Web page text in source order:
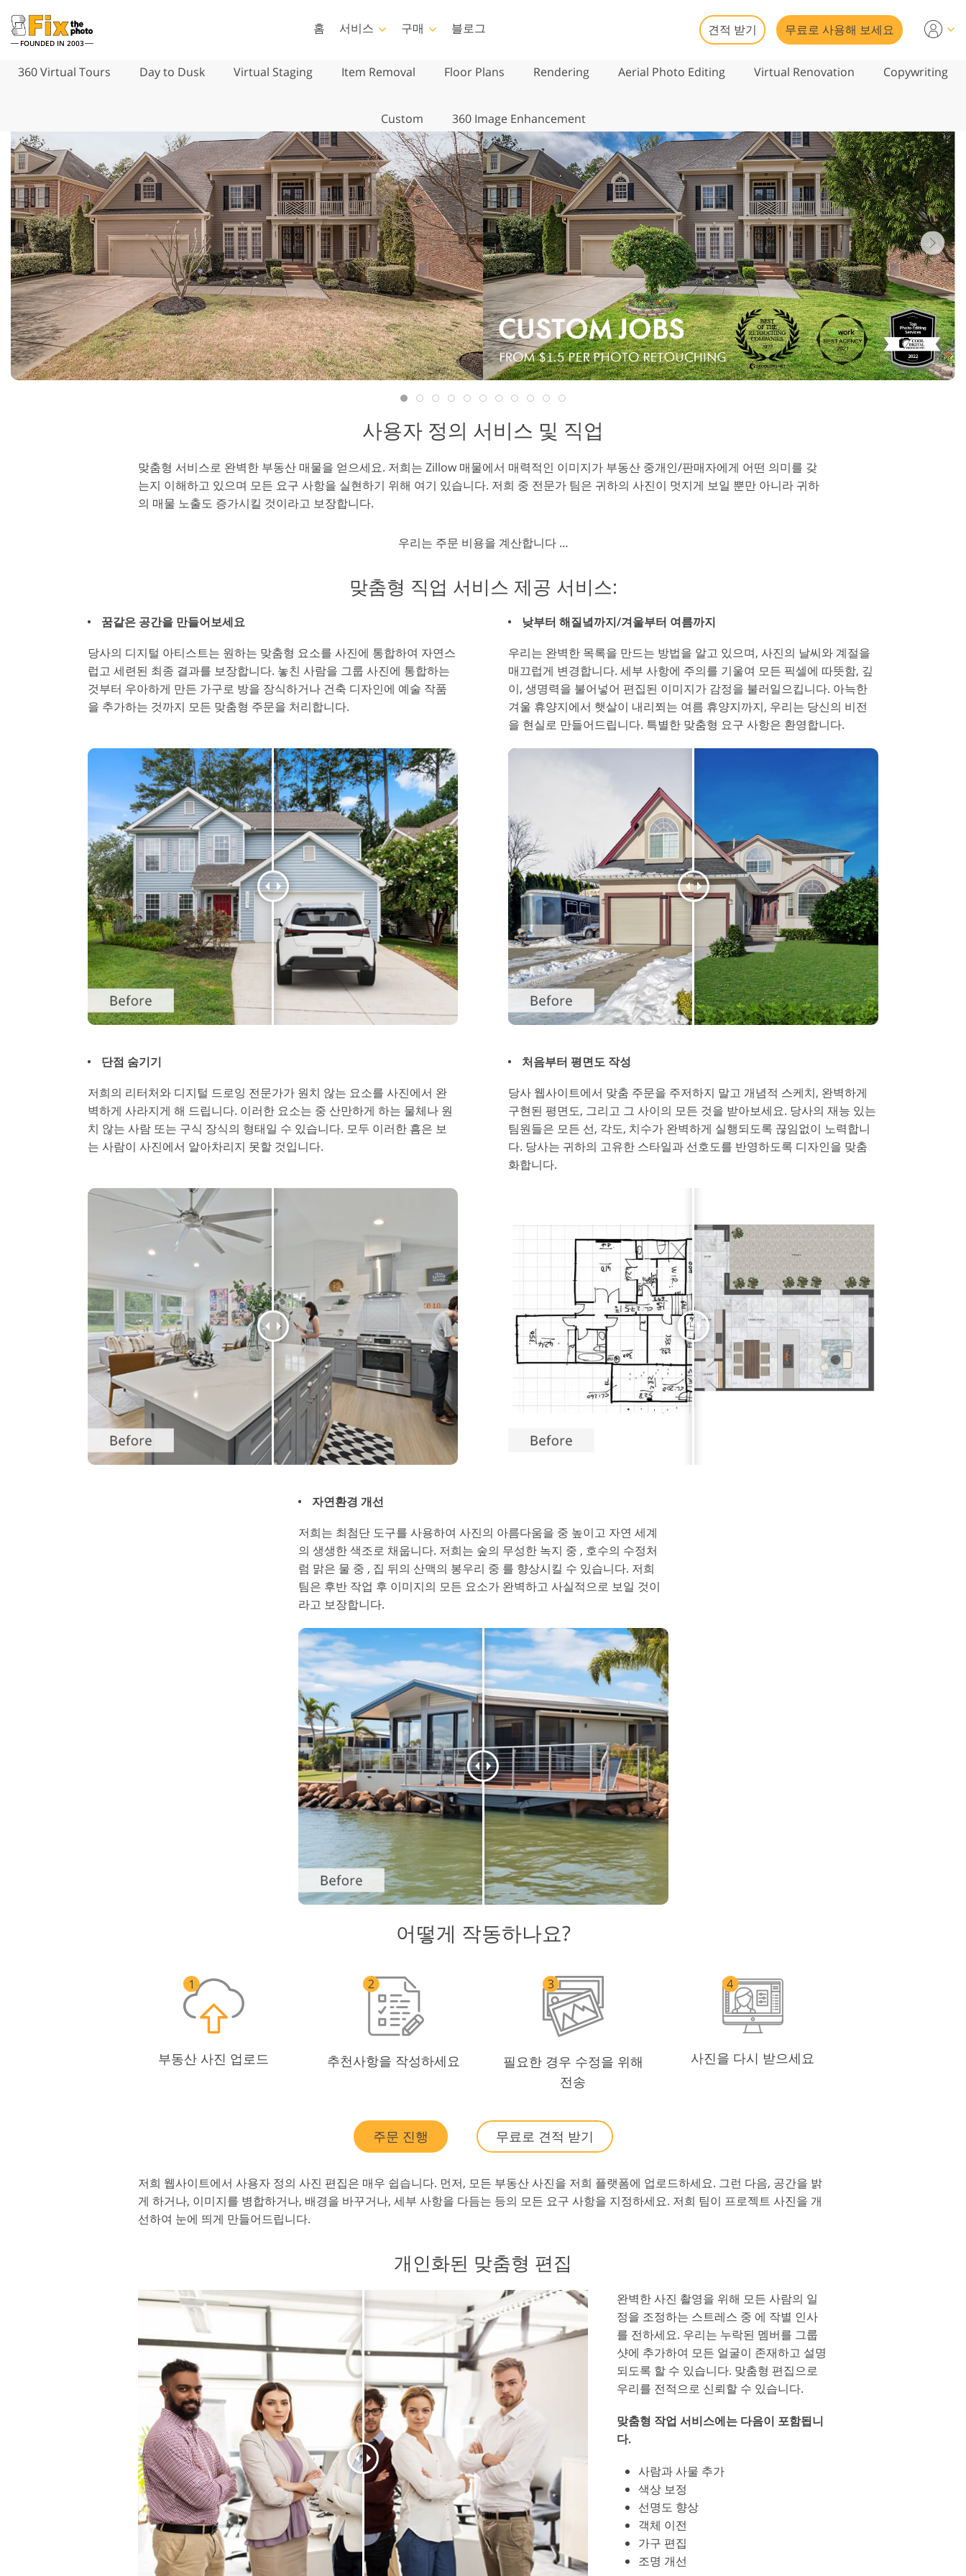
FOUNDED IN 2003
홈 서비스
얼굴 리터칭 서비스 뷔 서비스 아기 사진 보정 서비스 부동산 사진 편집 서비스
웨딩 사진 편집 서비스 AI로 생성된 의류 모델 이미지 조작 서비스 사진 서비스
제품 리터칭 서비스 주얼리 리터칭 서비스 AI 훈련 데이터 비디오 편집 서비스
구매
Lightroom
전체 LR 사전 설정 컬렉션
베스트 딜 프리셋
모바일 컬렉션
Photoshop
포토샵 브러쉬
포토샵 오버레이
포토샵 텍스처
Ps Actions 전체 컬렉션
Ps 오버레이 전체 컬렉션
Templates
템플릿
마케팅 템플릿
발렌타인 데이 카드
결혼식 초대장
어린이 생일 초대장
Video
전문 LUT
비디오 오버레이
블로그 견적 받기 무료로 사용해 보세요
360 Virtual Tours Day to Dusk Virtual Staging Item Removal Floor Plans Rendering Aerial Photo Editing Virtual Renovation Copywriting
Custom 360 Image Enhancement
사용자 정의 서비스 및 직업
맞춤형 서비스로 완벽한 부동산 매물을 얻으세요. 저희는 Zillow 매물에서 매력적인 이미지가 부동산 중개인/판매자에게 어떤 의미를 갖
는지 이해하고 있으며 모든 요구 사항을 실현하기 위해 여기 있습니다. 저희 중 전문가 팀은 귀하의 사진이 멋지게 보일 뿐만 아니라 귀하
의 매물 노출도 증가시킬 것이라고 보장합니다.
우리는 주문 비용을 계산합니다 …
맞춤형 직업 서비스 제공 서비스:
꿈같은 공간을 만들어보세요
당사의 디지털 아티스트는 원하는 맞춤형 요소를 사진에 통합하여 자연스
럽고 세련된 최종 결과를 보장합니다. 놓친 사람을 그룹 사진에 통합하는
것부터 우아하게 만든 가구로 방을 장식하거나 건축 디자인에 예술 작품
을 추가하는 것까지 모든 맞춤형 주문을 처리합니다.
낮부터 해질녘까지/겨울부터 여름까지
우리는 완벽한 목록을 만드는 방법을 알고 있으며, 사진의 날씨와 계절을
매끄럽게 변경합니다. 세부 사항에 주의를 기울여 모든 픽셀에 따뜻함, 깊
이, 생명력을 불어넣어 편집된 이미지가 감정을 불러일으킵니다. 아늑한
겨울 휴양지에서 햇살이 내리쬐는 여름 휴양지까지, 우리는 당신의 비전
을 현실로 만들어드립니다. 특별한 맞춤형 요구 사항은 환영합니다.
단점 숨기기
저희의 리터처와 디지털 드로잉 전문가가 원치 않는 요소를 사진에서 완
벽하게 사라지게 해 드립니다. 이러한 요소는 중 산만하게 하는 물체나 원
치 않는 사람 또는 구식 장식의 형태일 수 있습니다. 모두 이러한 흠은 보
는 사람이 사진에서 알아차리지 못할 것입니다.
처음부터 평면도 작성
당사 웹사이트에서 맞춤 주문을 주저하지 말고 개념적 스케치, 완벽하게
구현된 평면도, 그리고 그 사이의 모든 것을 받아보세요. 당사의 재능 있는
팀원들은 모든 선, 각도, 치수가 완벽하게 실행되도록 끊임없이 노력합니
다. 당사는 귀하의 고유한 스타일과 선호도를 반영하도록 디자인을 맞춤
화합니다.
자연환경 개선
저희는 최첨단 도구를 사용하여 사진의 아름다움을 중 높이고 자연 세계
의 생생한 색조로 채웁니다. 저희는 숲의 무성한 녹지 중 , 호수의 수정처
럼 맑은 물 중 , 집 뒤의 산맥의 봉우리 중 를 향상시킬 수 있습니다. 저희
팀은 후반 작업 후 이미지의 모든 요소가 완벽하고 사실적으로 보일 것이
라고 보장합니다.
어떻게 작동하나요?
부동산 사진 업로드 추천사항을 작성하세요
필요한 경우 수정을 위해
전송
사진을 다시 받으세요
주문 진행 무료로 견적 받기
저희 웹사이트에서 사용자 정의 사진 편집은 매우 쉽습니다. 먼저, 모든 부동산 사진을 저희 플랫폼에 업로드하세요. 그런 다음, 공간을 밝
게 하거나, 이미지를 병합하거나, 배경을 바꾸거나, 세부 사항을 다듬는 등의 모든 요구 사항을 지정하세요. 저희 팀이 프로젝트 사진을 개
선하여 눈에 띄게 만들어드립니다.
개인화된 맞춤형 편집
완벽한 사진 촬영을 위해 모든 사람의 일
정을 조정하는 스트레스 중 에 작별 인사
를 전하세요. 우리는 누락된 멤버를 그룹
샷에 추가하여 모든 얼굴이 존재하고 설명
되도록 할 수 있습니다. 맞춤형 편집으로
우리를 전적으로 신뢰할 수 있습니다.
맞춤형 작업 서비스에는 다음이 포함됩니
다.
사람과 사물 추가
색상 보정
선명도 향상
객체 이전
가구 편집
조명 개선